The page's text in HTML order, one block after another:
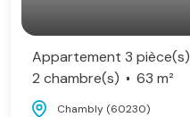
Appartement 3 pièce(s)
2 chambre(s)
63 m²
Chambly (60230)